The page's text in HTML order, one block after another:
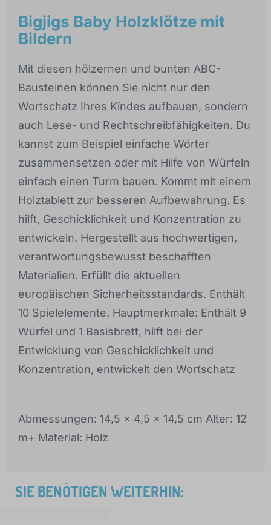
Bigjigs Baby Holzklötze mit
Bildern
Mit diesen hölzernen und bunten ABC-
Bausteinen können Sie nicht nur den
Wortschatz Ihres Kindes aufbauen, sondern
auch Lese- und Rechtschreibfähigkeiten. Du
kannst zum Beispiel einfache Wörter
zusammensetzen oder mit Hilfe von Würfeln
einfach einen Turm bauen. Kommt mit einem
Holztablett zur besseren Aufbewahrung. Es
hilft, Geschicklichkeit und Konzentration zu
entwickeln. Hergestellt aus hochwertigen,
verantwortungsbewusst beschafften
Materialien. Erfüllt die aktuellen
europäischen Sicherheitsstandards. Enthält
10 Spielelemente. Hauptmerkmale: Enthält 9
Würfel und 1 Basisbrett, hilft bei der
Entwicklung von Geschicklichkeit und
Konzentration, entwickelt den Wortschatz
Abmessungen: 14,5 x 4,5 x 14,5 cm Alter: 12
m+ Material: Holz
SIE BENÖTIGEN WEITERHIN: